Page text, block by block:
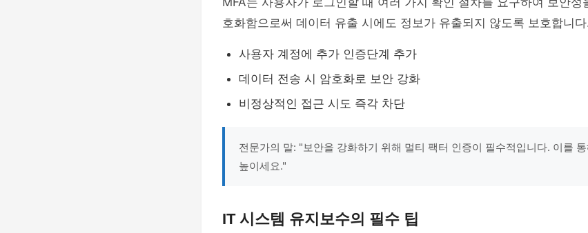
호화함으로써 데이터 유출 시에도 정보가 유출되지 않도록 보호합니
사용자 계정에 추가 인증단계 추가
데이터 전송 시 암호화로 보안 강화
비정상적인 접근 시도 즉각 차단
전문가의 말: "보안을 강화하기 위해 멀티 팩터 인증이 필수적입니다. 이를
높이세요."
IT 시스템 유지보수의 필수 팁